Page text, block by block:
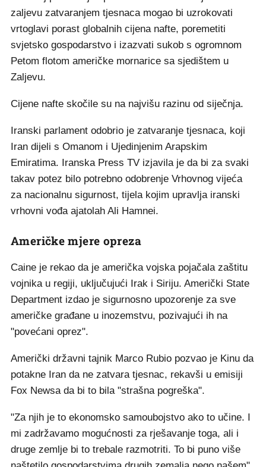
zaljevu zatvaranjem tjesnaca mogao bi uzrokovati
vrtoglavi porast globalnih cijena nafte, poremetiti
svjetsko gospodarstvo i izazvati sukob s ogromnom
Petom flotom američke mornarice sa sjedištem u
Zaljevu.
Cijene nafte skočile su na najvišu razinu od siječnja.
Iranski parlament odobrio je zatvaranje tjesnaca, koji
Iran dijeli s Omanom i Ujedinjenim Arapskim
Emiratima. Iranska Press TV izjavila je da bi za svaki
takav potez bilo potrebno odobrenje Vrhovnog vijeća
za nacionalnu sigurnost, tijela kojim upravlja iranski
vrhovni vođa ajatolah Ali Hamnei.
Američke mjere opreza
Caine je rekao da je američka vojska pojačala zaštitu
vojnika u regiji, uključujući Irak i Siriju. Američki State
Department izdao je sigurnosno upozorenje za sve
američke građane u inozemstvu, pozivajući ih na
"povećani oprez".
Američki državni tajnik Marco Rubio pozvao je Kinu da
potakne Iran da ne zatvara tjesnac, rekavši u emisiji
Fox Newsa da bi to bila "strašna pogreška".
"Za njih je to ekonomsko samoubojstvo ako to učine. I
mi zadržavamo mogućnosti za rješavanje toga, ali i
druge zemlje bi to trebale razmotriti. To bi puno više